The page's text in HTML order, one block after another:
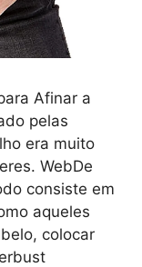
Afinar a
pelas
era muito
WebDe
consiste em
aqueles
colocar